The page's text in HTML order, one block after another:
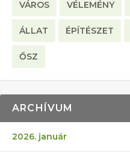
VÁROS VÉLEMÉNY
ÁLLAT ÉPÍTÉSZET
ŐSZ
ARCHÍVUM
2026. január